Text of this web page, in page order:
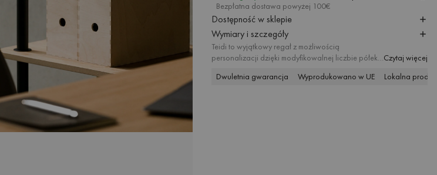
Bezpłatna dostawa powyżej 100€
Dostępność w sklepie
Wymiary i szczegóły
Teidi to wyjątkowy regał z możliwością
personalizacji dzięki modyfikowalnej liczbie półek i
sprawdzi się jako niewielki stolik boczny, ale może
Czytaj więcej
Dwuletnia gwarancja
Wyprodukowano w UE Lokalna